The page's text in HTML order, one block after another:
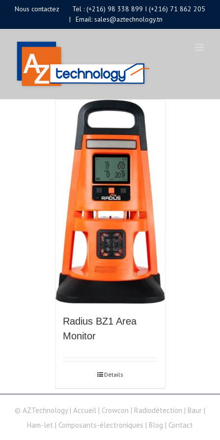
PasserNous contactez Tel : (+216) 98 338 899 I (+216) 71 862 205
|
Email: sales@aztechnology.tn
Radius BZ1 Area
Monitor
Détails
© AZTechnology | Accueil | Crowcon | Radiodétection | Baur |
Ham-let | Composants-électroniques | Blog | Contact